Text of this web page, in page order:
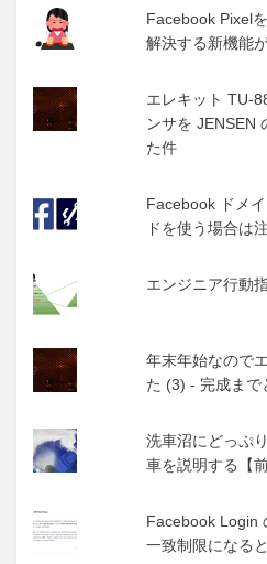
Facebook Pixel
解決する新機能
エレキット TU-
ンサを JENSEN
た件
Facebook ドメ
ドを使う場合は
エンジニア行動
年末年始なので
た (3) - 完成まで
洗車沼にどっぷ
車を説明する【前
Facebook Login
一致制限になる